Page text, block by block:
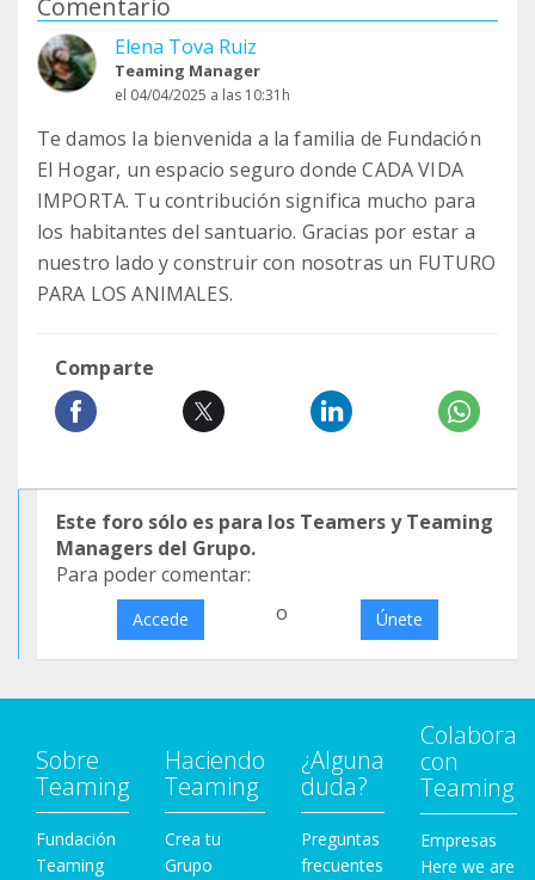
Comentario
Elena Tova Ruiz
Teaming Manager
el 04/04/2025 a las 10:31h
Te damos la bienvenida a la familia de Fundación
El Hogar, un espacio seguro donde CADA VIDA
IMPORTA. Tu contribución significa mucho para
los habitantes del santuario. Gracias por estar a
nuestro lado y construir con nosotras un FUTURO
PARA LOS ANIMALES.
Comparte
Este foro sólo es para los Teamers y Teaming
Managers del Grupo.
Para poder comentar:
Accede o Únete
Sobre
Teaming
Fundación
Teaming
Haciendo
Teaming
Crea tu
Grupo
¿Alguna
duda?
Preguntas
frecuentes
Colabora
con
Teaming
Empresas
Here we are